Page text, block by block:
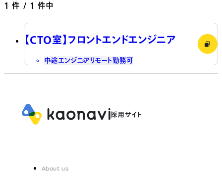
1 件 / 1 件中
【CTO室】フロントエンドエンジニア
中途エンジニア リモート勤務可
About us